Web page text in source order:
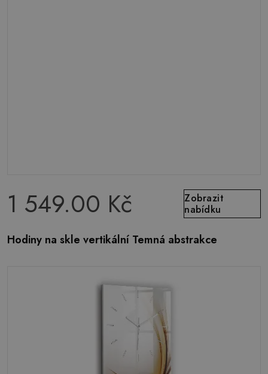
1 549.00 Kč
Zobrazit
nabídku
Hodiny na skle vertikální Temná abstrakce